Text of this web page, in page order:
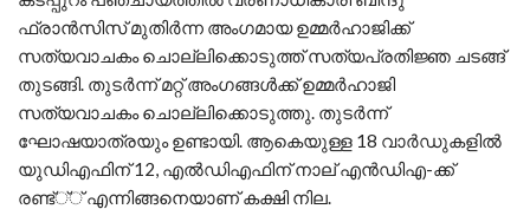
ഫ്രാന്‍സിസ് മുതിര്‍ന്ന അംഗമായ ഉമ്മര്‍ഹാജിക്ക്
സത്യവാചകം ചൊല്ലിക്കൊടുത്ത് സത്യപ്രതിജ്ഞ ചടങ്ങ്
തുടങ്ങി. തുടര്‍ന്ന് മറ്റ് അംഗങ്ങള്‍ക്ക് ഉമ്മര്‍ഹാജി
സത്യവാചകം ചൊല്ലിക്കൊടുത്തു. തുടര്‍ന്ന്
ഘോഷയാത്രയും ഉണ്ടായി. ആകെയുള്ള 18 വാര്‍ഡുകളില്‍
യുഡിഎഫിന് 12, എല്‍ഡിഎഫിന് നാല് എന്‍ഡിഎ-ക്ക്
രണ്ട്്് എന്നിങ്ങനെയാണ് കക്ഷി നില.